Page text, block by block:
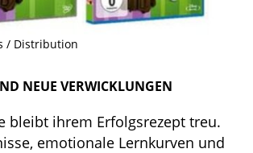
/ Distribution
NEUE VERWICKLUNGEN
bleibt ihrem Erfolgsrezept treu.
emotionale Lernkurven und